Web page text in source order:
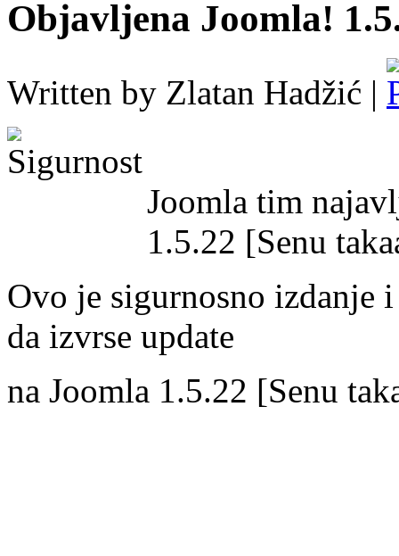
Objavljena Joomla!
Written by Zlatan Hadžić |
Joomla tim
1.5.22 [Senu
Ovo je sigurnosno
da izvrse update
na Joomla 1.5.22 [Senu